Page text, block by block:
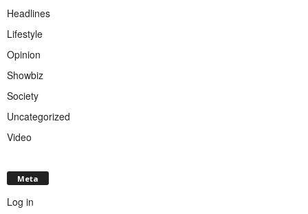
Headlines
Lifestyle
Opinion
Showbiz
Society
Uncategorized
Video
Meta
Log in